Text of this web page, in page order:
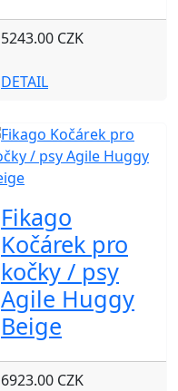
5243.00 CZK
DETAIL
Fikago
Kočárek pro
kočky / psy
Agile Huggy
Beige
6923.00 CZK